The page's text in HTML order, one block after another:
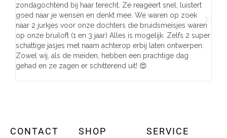
zondagochtend bij haar terecht. Ze reageert snel, luistert
goed naar je wensen en denkt mee. We waren op zoek
naar 2 jurkjes voor onze dochters die bruidsmeisjes waren
op onze bruiloft (1 en 3 jaar) Alles is mogelijk. Zelfs 2 super
schattige jasjes met naam achterop erbij laten ontwerpen.
Zowel wij, als de meiden, hebben een prachtige dag
gehad en ze zagen er schitterend uit! 😍
CONTACT SHOP SERVICE